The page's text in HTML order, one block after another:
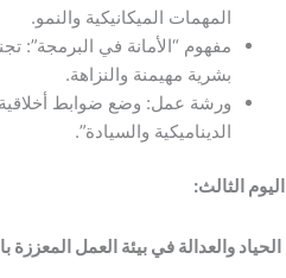
المهمات الميكانيكية والنمو.
مفهوم “الأمانة في البرمجة”:
بشرية مهيمنة والنزاهة.
ورشة عمل: وضع ضوابط أخلاقية
الديناميكية والسيادة”.
اليوم الثالث:
الحياد والعدالة في بيئة العمل المعززة